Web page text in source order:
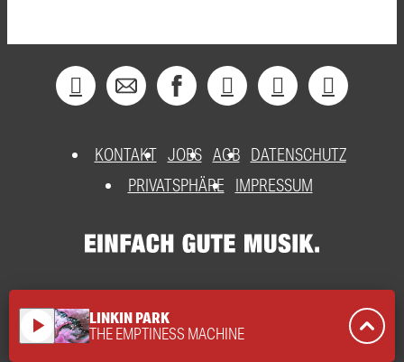
KONTAKT JOBS AGB DATENSCHUTZ
PRIVATSPHÄRE
IMPRESSUM
play_arrow LINKIN PARK
THE EMPTINESS MACHINE